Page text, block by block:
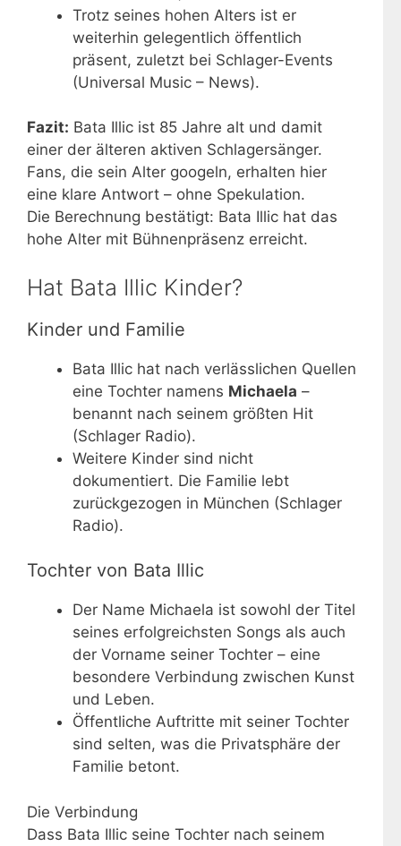
Trotz seines hohen Alters ist er
weiterhin gelegentlich öffentlich
präsent, zuletzt bei Schlager-Events
(Universal Music – News).
Fazit: Bata Illic ist 85 Jahre alt und damit
einer der älteren aktiven Schlagersänger.
Fans, die sein Alter googeln, erhalten hier
eine klare Antwort – ohne Spekulation.
Die Berechnung bestätigt: Bata Illic hat das
hohe Alter mit Bühnenpräsenz erreicht.
Hat Bata Illic Kinder?
Kinder und Familie
Bata Illic hat nach verlässlichen Quellen
eine Tochter namens Michaela –
benannt nach seinem größten Hit
(Schlager Radio).
Weitere Kinder sind nicht
dokumentiert. Die Familie lebt
zurückgezogen in München (Schlager
Radio).
Tochter von Bata Illic
Der Name Michaela ist sowohl der Titel
seines erfolgreichsten Songs als auch
der Vorname seiner Tochter – eine
besondere Verbindung zwischen Kunst
und Leben.
Öffentliche Auftritte mit seiner Tochter
sind selten, was die Privatsphäre der
Familie betont.
Die Verbindung
Dass Bata Illic seine Tochter nach seinem